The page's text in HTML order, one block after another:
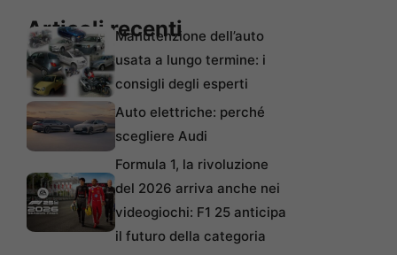
Articoli recentiManutenzione dell’auto
usata a lungo termine: i
consigli degli esperti
Auto elettriche: perché
scegliere Audi
Formula 1, la rivoluzione
del 2026 arriva anche nei
videogiochi: F1 25 anticipa
il futuro della categoria